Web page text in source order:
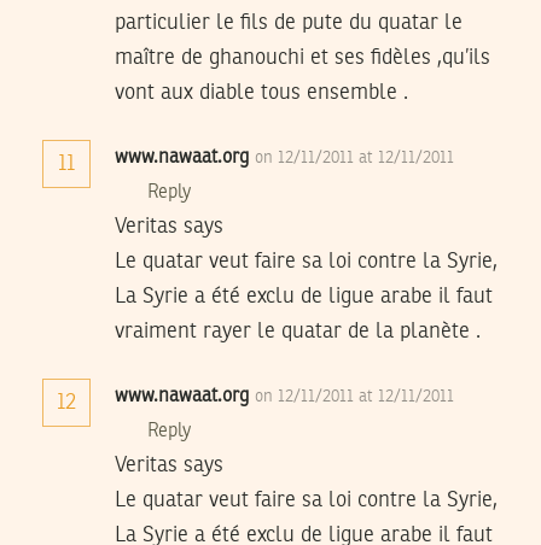
particulier le fils de pute du quatar le
maître de ghanouchi et ses fidèles ,qu’ils
vont aux diable tous ensemble .
www.nawaat.org on 12/11/2011 at 12/11/2011
Reply
Veritas says
Le quatar veut faire sa loi contre la Syrie,
La Syrie a été exclu de ligue arabe il faut
vraiment rayer le quatar de la planète .
12 www.nawaat.org on 12/11/2011 at 12/11/2011
Reply
Veritas says
Le quatar veut faire sa loi contre la Syrie,
La Syrie a été exclu de ligue arabe il faut